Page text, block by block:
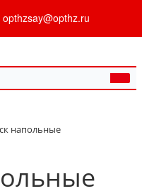
opthzsay@opthz.ru
напольные